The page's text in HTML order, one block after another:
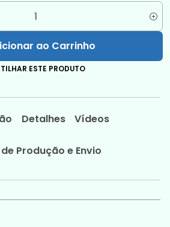
ao Carrinho
ESTE PRODUTO
Detalhes Vídeos
Produção e Envio